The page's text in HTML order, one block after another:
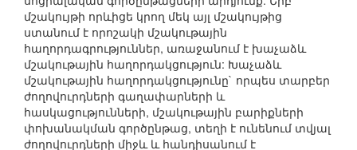
մշակույթի որևիցե կրող մեկ այլ մշակույթից
ստանում է որոշակի մշակութային
հաղորդագրություններ, առաջանում է խաչաձև
մշակութային հաղորդակցություն: Խաչաձև
մշակութային հաղորդակցությունը` որպես տարբեր
ժողովուրդների գաղափարների և
հասկացությունների, մշակութային բարիքների
փոխանակման գործընթաց, տեղի է ունենում տվյալ
ժողովուրդների միջև և հանդիսանում է